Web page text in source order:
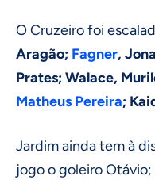
O Cruzeiro foi
Aragão; Fagner,
Prates; Walace,
Matheus Pereira;
Jardim ainda tem à
jogo o goleiro